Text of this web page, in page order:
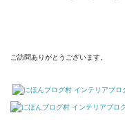
ご訪問ありがとうございます。